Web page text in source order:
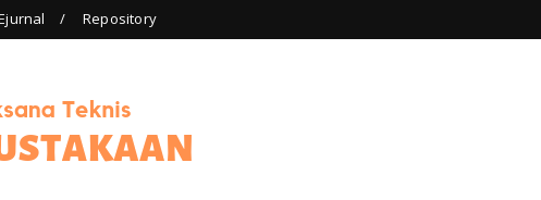
Repository